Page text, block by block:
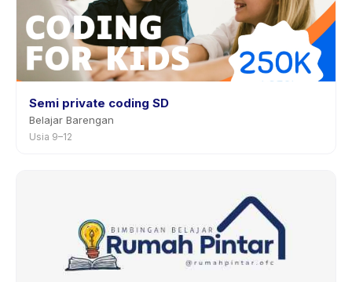
Semi private coding SD
Belajar Barengan
Usia 9–12